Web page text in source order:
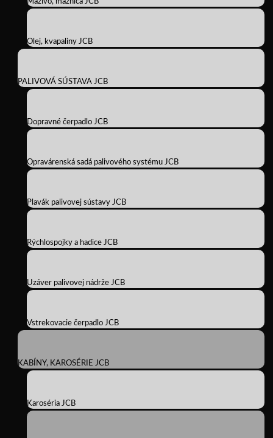
Olej, kvapaliny JCB
PALIVOVÁ SÚSTAVA JCB
Dopravné čerpadlo JCB
Opravárenská sadá palivového systému JCB
Plavák palivovej sústavy JCB
Rýchlospojky a hadice JCB
Uzáver palivovej nádrže JCB
Vstrekovacie čerpadlo JCB
KABÍNY, KAROSÉRIE JCB
Karoséria JCB